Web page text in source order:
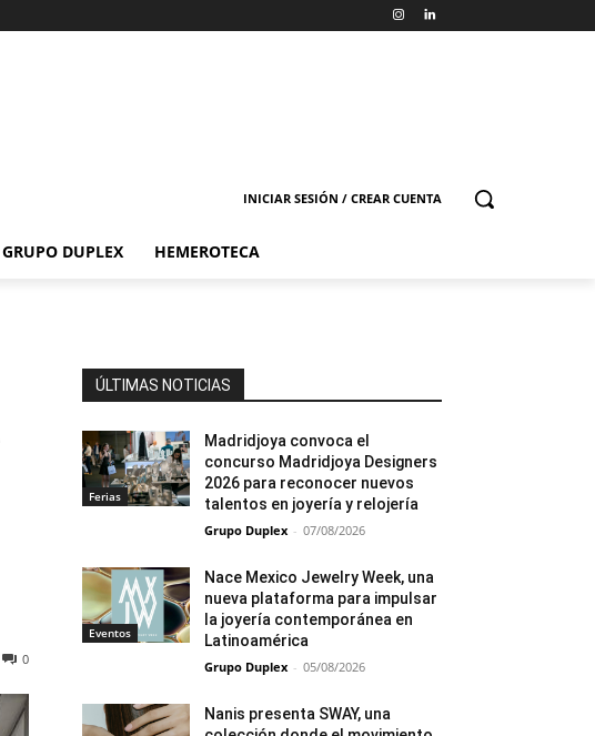
INICIAR SESIÓN / CREAR CUENTA
GRUPO DUPLEX HEMEROTECA
0
ÚLTIMAS NOTICIAS
Ferias
Madridjoya convoca el
concurso Madridjoya Designers
2026 para reconocer nuevos
talentos en joyería y relojería
Grupo Duplex - 07/08/2026
Eventos
Nace Mexico Jewelry Week, una
nueva plataforma para impulsar
la joyería contemporánea en
Latinoamérica
Grupo Duplex - 05/08/2026
Nanis presenta SWAY, una